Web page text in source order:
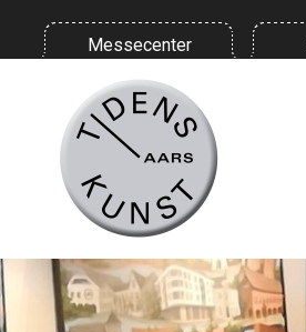
Messecenter